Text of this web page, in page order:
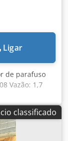
Ligar
de parafuso
Vazão: 1,7
kW - 380 Volts
Largura:
kg
classificado